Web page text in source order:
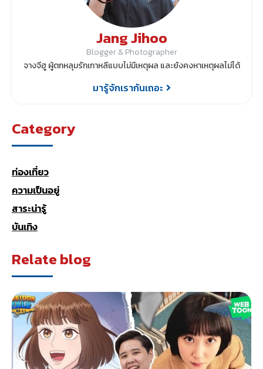
Jang Jihoo
Blogger & Photographer
จางจีฮู ผู้ตกหลุมรักเกาหลีแบบไม่มีเหตุผล และยังคงหาเหตุผลไม่ได้
มารู้จักเรากันเถอะ
Category
ท่องเที่ยว
ความเป็นอยู่
สาระน่ารู้
บันเทิง
Relate blog